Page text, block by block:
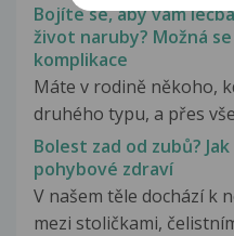
Bojíte se, aby vám
život naruby? Možná
komplikace
Máte v rodině někoho,
druhého typu, a přes
Bolest zad od zubů?
pohybové zdraví
V našem těle dochází k
mezi stoličkami,